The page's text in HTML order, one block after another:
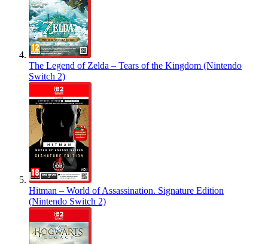
The Legend of Zelda – Tears of the Kingdom (Nintendo
Switch 2)
Hitman – World of Assassination. Signature Edition
(Nintendo Switch 2)